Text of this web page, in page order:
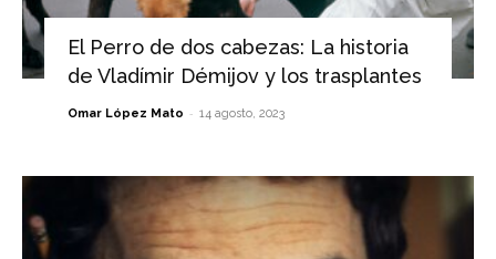
El Perro de dos cabezas: La historia
de Vladímir Démijov y los trasplantes
Omar López Mato - 14 agosto, 2023